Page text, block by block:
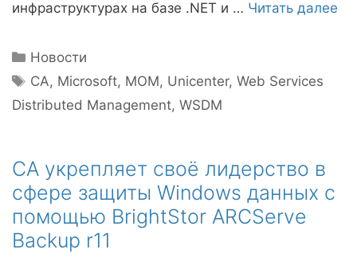
инфраструктурах на базе .NET и … Читать далее
Рубрики
Новости
Метки
CA, Microsoft, MOM, Unicenter,Web Services
Distributed Management, WSDM
CA укрепляет своё лидерство в
сфере защиты Windows данных с
помощью BrightStor ARCServe
Backup r11